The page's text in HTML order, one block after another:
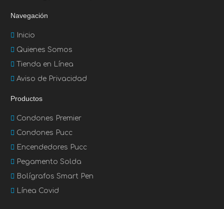
Navegación
Inicio
Quienes Somos
Tienda en Línea
Aviso de Privacidad
Productos
Condones Premier
Condones Pucc
Encendedores Pucc
Pegamento Solda
Bolígrafos Smart Pen
Línea Covid